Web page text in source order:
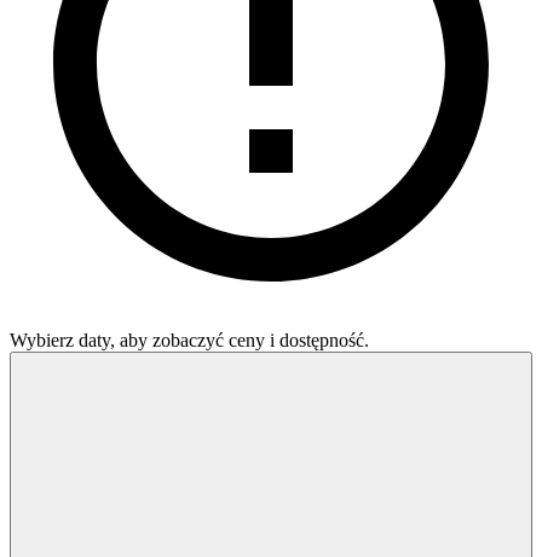
Wybierz daty, aby zobaczyć ceny i dostępność.